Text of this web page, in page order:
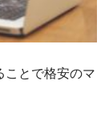
ことで格安のマ